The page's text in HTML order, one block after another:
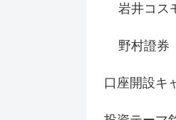
岩井コス
野村證券
口座開設キ